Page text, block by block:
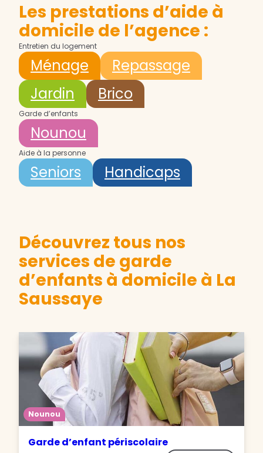
Les prestations d’aide à
domicile de l’agence :
Entretien du logement
Ménage
Repassage
Jardin
Brico
Garde d’enfants
Nounou
Aide à la personne
Seniors Handicaps
Découvrez tous nos
services de garde
d’enfants à domicile à La
Saussaye
Nounou
Garde d’enfant périscolaire